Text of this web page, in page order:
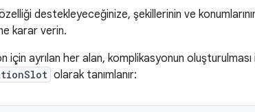
destekleyeceğinize, şekillerinin ve
karar verin.
ayrılan her alan, komplikasyonun oluşturulması
olarak tanımlanır: